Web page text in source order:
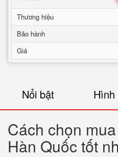
Thương hiệu
Bảo hành
Giá
Nổi bật Hình
Cách chọn
Hàn Quốc tốt